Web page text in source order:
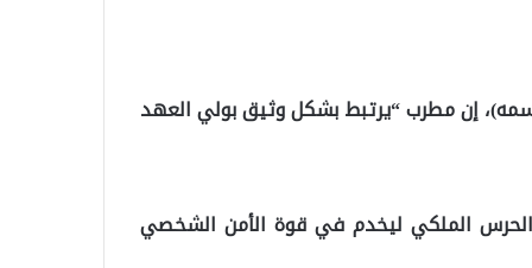
إن مطرب “يرتبط بشكل وثيق بولي العهد
الحرس الملكي ليخدم في قوة الأمن الشخصي